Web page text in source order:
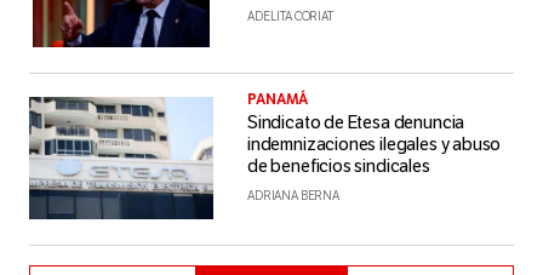
ADELITA CORIAT
PANAMÁ
Sindicato de Etesa denuncia
indemnizaciones ilegales y abuso
de beneficios sindicales
ADRIANA BERNA